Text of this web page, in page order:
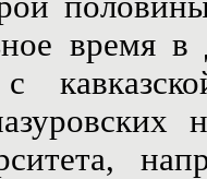
время в